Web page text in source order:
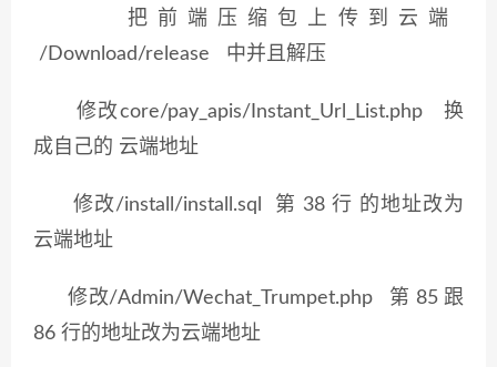
把前端压缩包上传到云端
/Download/release 中并且解压
修改core/pay_apis/Instant_Url_List.php 换
成自己的 云端地址
修改/install/install.sql 第 38 行 的地址改为
云端地址
修改/Admin/Wechat_Trumpet.php 第 85 跟
86 行的地址改为云端地址